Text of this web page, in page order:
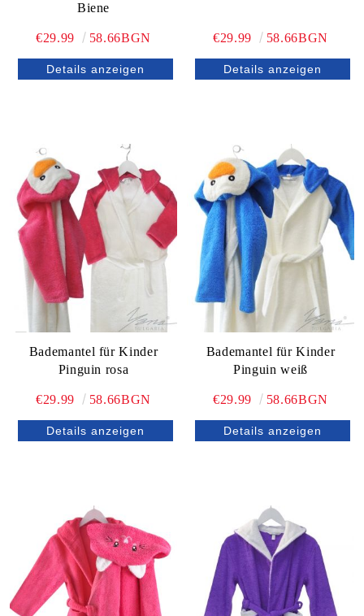
Biene
€29.99 58.66BGN
Details anzeigen
€29.99 58.66BGN
Details anzeigen
Bademantel für Kinder
Pinguin rosa
€29.99 58.66BGN
Details anzeigen
Bademantel für Kinder
Pinguin weiß
€29.99 58.66BGN
Details anzeigen